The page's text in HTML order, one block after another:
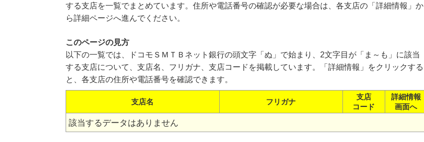
する支店を一覧でまとめています。住所や電話番号の確認が必要な場合は、各支店の「詳細情報」か
ら詳細ページへ進んでください。
このページの見方
以下の一覧では、ドコモＳＭＴＢネット銀行の頭文字「ぬ」で始まり、2文字目が「ま～も」に該当
する支店について、支店名、フリガナ、支店コードを掲載しています。「詳細情報」をクリックする
と、各支店の住所や電話番号を確認できます。
支店名 フリガナ
支店
コード
詳細情報
画面へ
該当するデータはありません